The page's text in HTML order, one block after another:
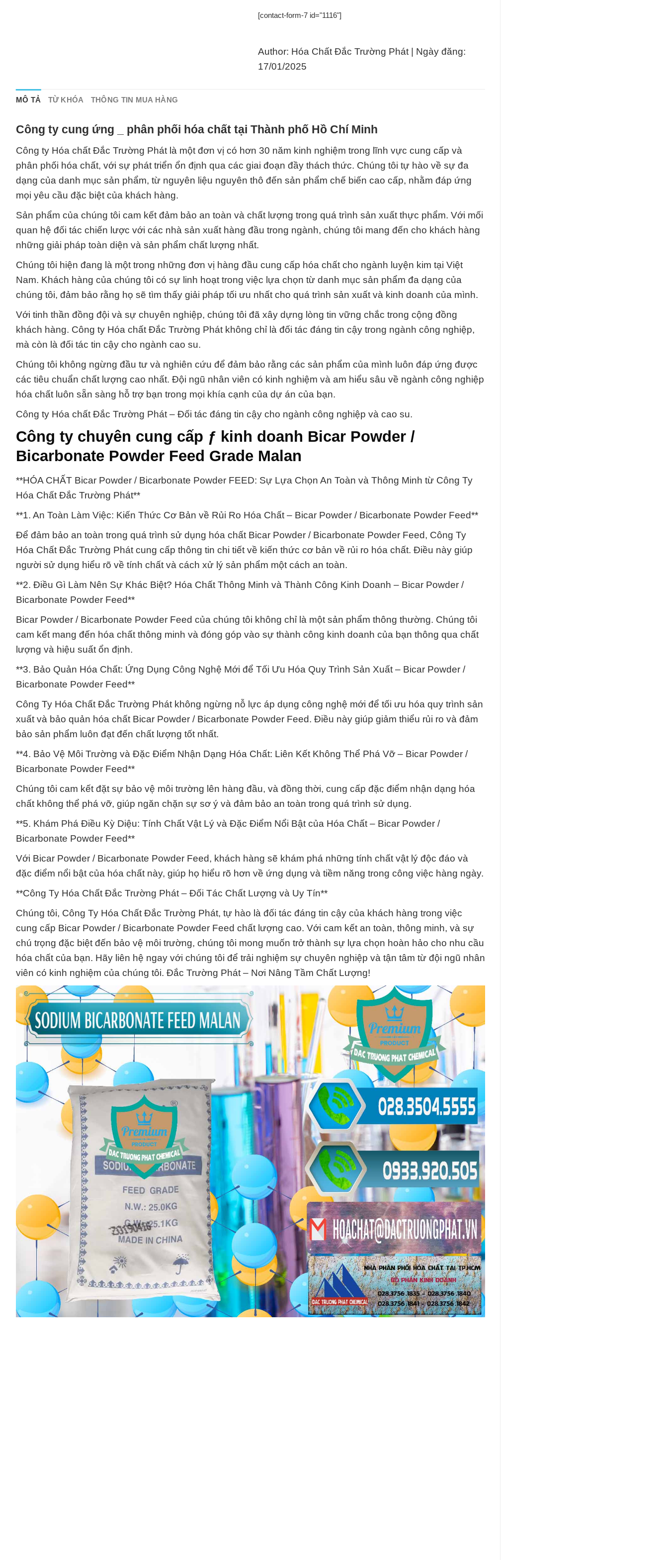
[contact-form-7 id="1116"]
Author: Hóa Chất Đắc Trường Phát | Ngày đăng:
17/01/2025
MÔ TẢ TỪ KHÓA THÔNG TIN MUA HÀNG
Công ty cung ứng _ phân phối hóa chất tại Thành phố Hồ Chí Minh
Công ty Hóa chất Đắc Trường Phát là một đơn vị có hơn 30 năm kinh nghiệm trong lĩnh vực cung cấp và
phân phối hóa chất, với sự phát triển ổn định qua các giai đoạn đầy thách thức. Chúng tôi tự hào về sự đa
dạng của danh mục sản phẩm, từ nguyên liệu nguyên thô đến sản phẩm chế biến cao cấp, nhằm đáp ứng
mọi yêu cầu đặc biệt của khách hàng.
Sản phẩm của chúng tôi cam kết đảm bảo an toàn và chất lượng trong quá trình sản xuất thực phẩm. Với mối
quan hệ đối tác chiến lược với các nhà sản xuất hàng đầu trong ngành, chúng tôi mang đến cho khách hàng
những giải pháp toàn diện và sản phẩm chất lượng nhất.
Chúng tôi hiện đang là một trong những đơn vị hàng đầu cung cấp hóa chất cho ngành luyện kim tại Việt
Nam. Khách hàng của chúng tôi có sự linh hoạt trong việc lựa chọn từ danh mục sản phẩm đa dạng của
chúng tôi, đảm bảo rằng họ sẽ tìm thấy giải pháp tối ưu nhất cho quá trình sản xuất và kinh doanh của mình.
Với tinh thần đồng đội và sự chuyên nghiệp, chúng tôi đã xây dựng lòng tin vững chắc trong cộng đồng
khách hàng. Công ty Hóa chất Đắc Trường Phát không chỉ là đối tác đáng tin cậy trong ngành công nghiệp,
mà còn là đối tác tin cậy cho ngành cao su.
Chúng tôi không ngừng đầu tư và nghiên cứu để đảm bảo rằng các sản phẩm của mình luôn đáp ứng được
các tiêu chuẩn chất lượng cao nhất. Đội ngũ nhân viên có kinh nghiệm và am hiểu sâu về ngành công nghiệp
hóa chất luôn sẵn sàng hỗ trợ bạn trong mọi khía cạnh của dự án của bạn.
Công ty Hóa chất Đắc Trường Phát – Đối tác đáng tin cậy cho ngành công nghiệp và cao su.
Công ty chuyên cung cấp ƒ kinh doanh Bicar Powder /
Bicarbonate Powder Feed Grade Malan
**HÓA CHẤT Bicar Powder / Bicarbonate Powder FEED: Sự Lựa Chọn An Toàn và Thông Minh từ Công Ty
Hóa Chất Đắc Trường Phát**
**1. An Toàn Làm Việc: Kiến Thức Cơ Bản về Rủi Ro Hóa Chất – Bicar Powder / Bicarbonate Powder Feed**
Để đảm bảo an toàn trong quá trình sử dụng hóa chất Bicar Powder / Bicarbonate Powder Feed, Công Ty
Hóa Chất Đắc Trường Phát cung cấp thông tin chi tiết về kiến thức cơ bản về rủi ro hóa chất. Điều này giúp
người sử dụng hiểu rõ về tính chất và cách xử lý sản phẩm một cách an toàn.
**2. Điều Gì Làm Nên Sự Khác Biệt? Hóa Chất Thông Minh và Thành Công Kinh Doanh – Bicar Powder /
Bicarbonate Powder Feed**
Bicar Powder / Bicarbonate Powder Feed của chúng tôi không chỉ là một sản phẩm thông thường. Chúng tôi
cam kết mang đến hóa chất thông minh và đóng góp vào sự thành công kinh doanh của bạn thông qua chất
lượng và hiệu suất ổn định.
**3. Bảo Quản Hóa Chất: Ứng Dụng Công Nghệ Mới để Tối Ưu Hóa Quy Trình Sản Xuất – Bicar Powder /
Bicarbonate Powder Feed**
Công Ty Hóa Chất Đắc Trường Phát không ngừng nỗ lực áp dụng công nghệ mới để tối ưu hóa quy trình sản
xuất và bảo quản hóa chất Bicar Powder / Bicarbonate Powder Feed. Điều này giúp giảm thiểu rủi ro và đảm
bảo sản phẩm luôn đạt đến chất lượng tốt nhất.
**4. Bảo Vệ Môi Trường và Đặc Điểm Nhận Dạng Hóa Chất: Liên Kết Không Thể Phá Vỡ – Bicar Powder /
Bicarbonate Powder Feed**
Chúng tôi cam kết đặt sự bảo vệ môi trường lên hàng đầu, và đồng thời, cung cấp đặc điểm nhận dạng hóa
chất không thể phá vỡ, giúp ngăn chặn sự sơ ý và đảm bảo an toàn trong quá trình sử dụng.
**5. Khám Phá Điều Kỳ Diệu: Tính Chất Vật Lý và Đặc Điểm Nổi Bật của Hóa Chất – Bicar Powder /
Bicarbonate Powder Feed**
Với Bicar Powder / Bicarbonate Powder Feed, khách hàng sẽ khám phá những tính chất vật lý độc đáo và
đặc điểm nổi bật của hóa chất này, giúp họ hiểu rõ hơn về ứng dụng và tiềm năng trong công việc hàng ngày.
**Công Ty Hóa Chất Đắc Trường Phát – Đối Tác Chất Lượng và Uy Tín**
Chúng tôi, Công Ty Hóa Chất Đắc Trường Phát, tự hào là đối tác đáng tin cậy của khách hàng trong việc
cung cấp Bicar Powder / Bicarbonate Powder Feed chất lượng cao. Với cam kết an toàn, thông minh, và sự
chú trọng đặc biệt đến bảo vệ môi trường, chúng tôi mong muốn trở thành sự lựa chọn hoàn hảo cho nhu cầu
hóa chất của bạn. Hãy liên hệ ngay với chúng tôi để trải nghiệm sự chuyên nghiệp và tận tâm từ đội ngũ nhân
viên có kinh nghiệm của chúng tôi. Đắc Trường Phát – Nơi Nâng Tầm Chất Lượng!